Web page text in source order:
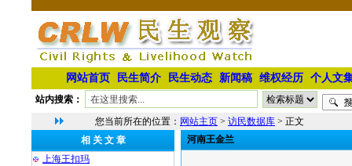
网站首页 民生简介 民生动态 新闻稿 维权经历 个人文
站内搜索：
您当前所在的位置： 网站主页 > 访民数据库 > 正文
相 关 文 章
上海王扣玛
河南王金兰